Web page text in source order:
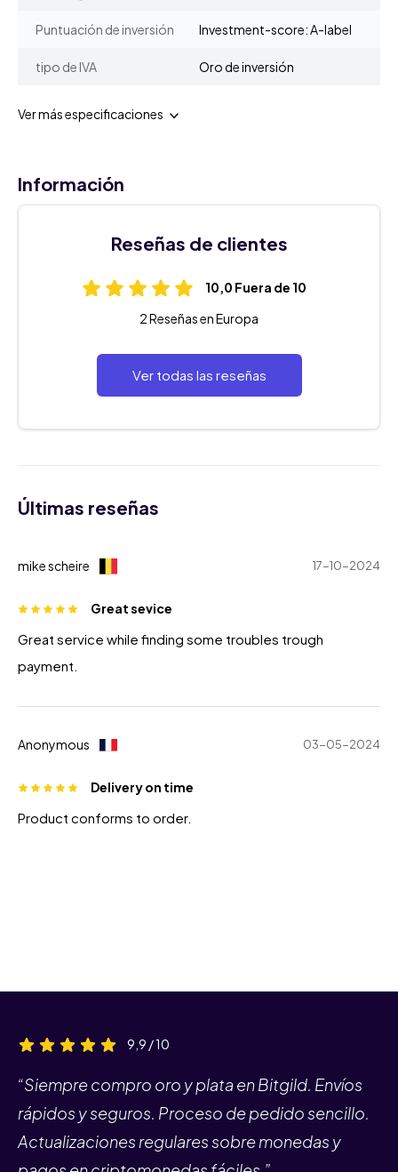
Puntuación de inversión Investment-score: A-label
tipo de IVA Oro de inversión
Ver más especificaciones
Información
Reseñas de clientes
10,0 Fuera de 10
2 Reseñas en Europa
Ver todas las reseñas
Últimas reseñas
mike scheire 17-10-2024
Great sevice
Great service while finding some troubles trough
payment.
Anonymous 03-05-2024
Delivery on time
Product conforms to order.
9,9 / 10
“Siempre compro oro y plata en Bitgild. Envíos
rápidos y seguros. Proceso de pedido sencillo.
Actualizaciones regulares sobre monedas y